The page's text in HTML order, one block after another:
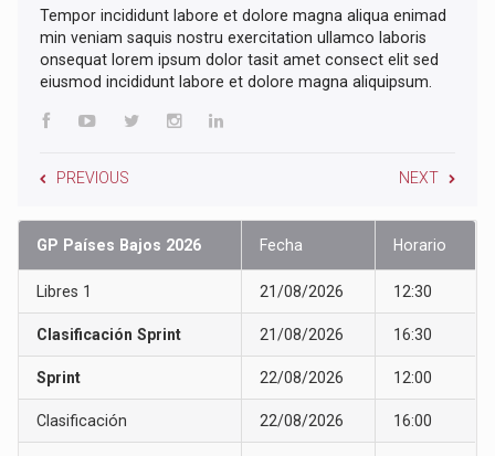
Tempor incididunt labore et dolore magna aliqua enimad
min veniam saquis nostru exercitation ullamco laboris
onsequat lorem ipsum dolor tasit amet consect elit sed
eiusmod incididunt labore et dolore magna aliquipsum.
PREVIOUS NEXT
GP Países Bajos 2026 Fecha Horario
Libres 1 21/08/2026 12:30
Clasificación Sprint 21/08/2026 16:30
Sprint 22/08/2026 12:00
Clasificación 22/08/2026 16:00